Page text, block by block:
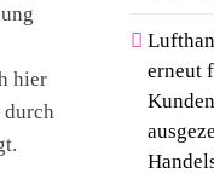
hier
durch
erneut